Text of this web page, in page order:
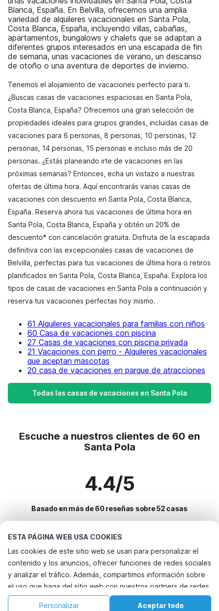
ESTA PÁGINA WEB USA COOKIES
Las cookies de este sitio web se usan para personalizar el
contenido y los anuncios, ofrecer funciones de redes sociales
y analizar el tráfico. Además, compartimos información sobre
el uso que haga del sitio web con nuestros partners de redes
sociales, publicidad y análisis web, quienes pueden
Aceptar todo
Personalizar
Blanca, España. En Belvilla, ofrecemos una amplia
variedad de alquileres vacacionales en Santa Pola,
Costa Blanca, España, incluyendo villas, cabañas,
apartamentos, bungalows y chalets que se adaptan a
diferentes grupos interesados en una escapada de fin
de semana, unas vacaciones de verano, un descanso
de otoño o una aventura de deportes de invierno.
Tenemos el alojamiento de vacaciones perfecto para ti.
¿Buscas casas de vacaciones espaciosas en Santa Pola,
Costa Blanca, España? Ofrecemos una gran selección de
propiedades ideales para grupos grandes, incluidas casas de
vacaciones para 6 personas, 8 personas, 10 personas, 12
personas, 14 personas, 15 personas e incluso más de 20
personas. ¿Estás planeando irte de vacaciones en las
próximas semanas? Entonces, echa un vistazo a nuestras
ofertas de última hora. Aquí encontrarás varias casas de
vacaciones con descuento en Santa Pola, Costa Blanca,
España. Reserva ahora tus vacaciones de última hora en
Santa Pola, Costa Blanca, España y obtén un 20% de
descuento* con cancelación gratuita. Disfruta de la escapada
definitiva con las excepcionales casas de vacaciones de
Belvilla, perfectas para tus vacaciones de última hora o retiros
planificados en Santa Pola, Costa Blanca, España. Explora los
tipos de casas de vacaciones en Santa Pola a continuación y
reserva tus vacaciones perfectas hoy mismo.
61 Alquileres vacacionales para familias con niños
60 Casa de vacaciones con piscina
27 Casas de vacaciones con piscina privada
21 Vacaciones con perro - Alquileres vacacionales
que aceptan mascotas
20 casa de vacaciones en parque de atracciones
Todas las casas de vacaciones en Santa Pola
Escuche a nuestros clientes de 60 en
Santa Pola
4.4/5
Basado en más de 60 reseñas sobre 52 casas
Destinos más populares para vacaciones
Ciudades con los mejores servicios para vacaciones
Alquileres vacacionales para familias con niños relleu
Alquileres vacacionales para familias con niños finestrat
Servicios populares para vacaciones en Santa-pola
Alquileres vacacionales para familias con niños
Ciudades populares para vacaciones en Costa-blanca